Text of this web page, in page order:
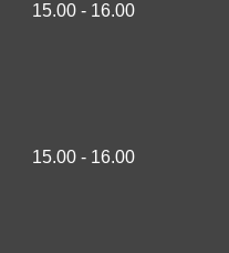
15.00 - 16.00
15.00 - 16.00